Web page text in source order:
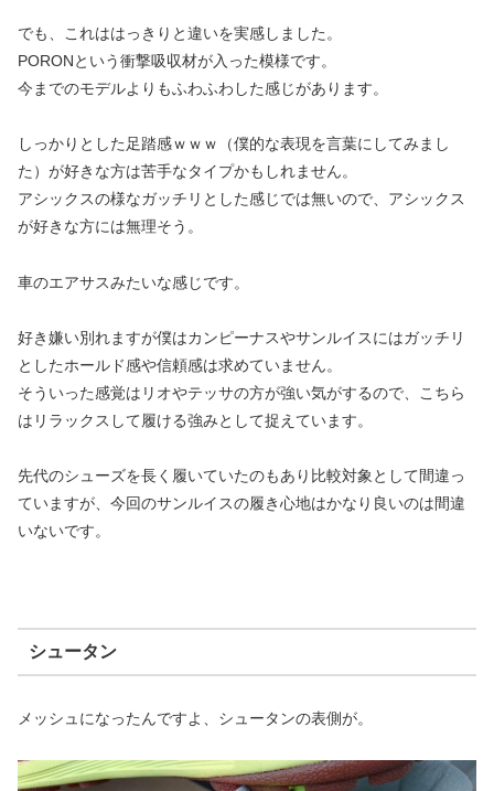
でも、これははっきりと違いを実感しました。
PORONという衝撃吸収材が入った模様です。
今までのモデルよりもふわふわした感じがあります。
しっかりとした足踏感ｗｗｗ（僕的な表現を言葉にしてみまし
た）が好きな方は苦手なタイプかもしれません。
アシックスの様なガッチリとした感じでは無いので、アシックス
が好きな方には無理そう。
車のエアサスみたいな感じです。
好き嫌い別れますが僕はカンピーナスやサンルイスにはガッチリ
としたホールド感や信頼感は求めていません。
そういった感覚はリオやテッサの方が強い気がするので、こちら
はリラックスして履ける強みとして捉えています。
先代のシューズを長く履いていたのもあり比較対象として間違っ
ていますが、今回のサンルイスの履き心地はかなり良いのは間違
いないです。
シュータン
メッシュになったんですよ、シュータンの表側が。